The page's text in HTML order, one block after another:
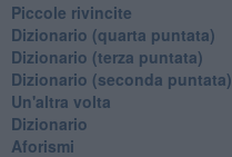
Piccole rivincite
​Dizionario (quarta puntata)
​Dizionario (terza puntata)
​Dizionario (seconda puntata)
Un'altra volta
Dizionario
Aforismi